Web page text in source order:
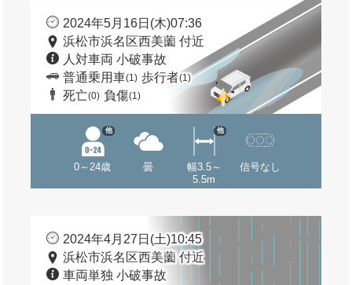
2024年5月16日(木)07:36
浜松市浜名区西美薗 付近
人対車両 小破事故
普通乗用車(1) 歩行者(1)
死亡(0) 負傷(1)
0～24歳
他
曇
幅3.5～
5.5m
他
信号なし
2024年4月27日(土)10:45
浜松市浜名区西美薗 付近
車両単独 小破事故